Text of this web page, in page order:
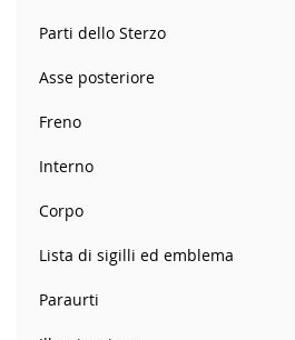
Parti dello Sterzo
Asse posteriore
Freno
Interno
Corpo
Lista di sigilli ed emblema
Paraurti